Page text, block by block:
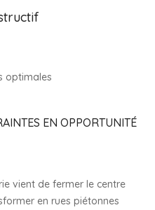
EN OPPORTUNITÉ
vient de fermer le centre
en rues piétonnes